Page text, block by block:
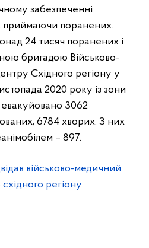
забезпеченні
поранених.
24 тисяч поранених і
бригадою Військово-
Східного регіону у
2020 року із зони
3062
6784 хворих. З них
– 897.